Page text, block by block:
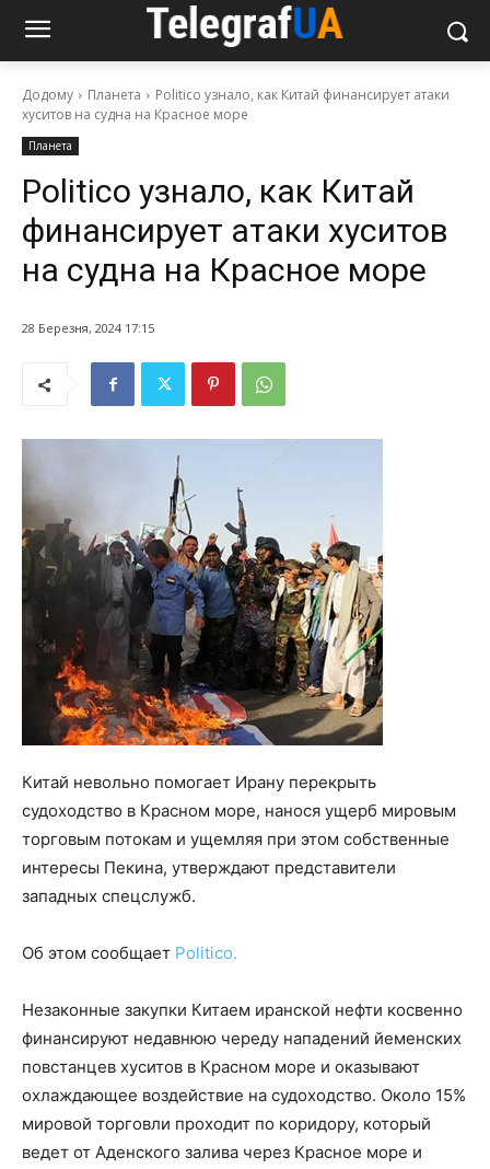
Додому Планета
Politico узнало, как Китай финансирует атаки
хуситов на судна на Красное море
Планета
Politico узнало, как Китай
финансирует атаки хуситов
на судна на Красное море
28 Березня, 2024 17:15
Китай невольно помогает Ирану перекрыть
судоходство в Красном море, нанося ущерб мировым
торговым потокам и ущемляя при этом собственные
интересы Пекина, утверждают представители
западных спецслужб.
Об этом сообщает Politico.
Незаконные закупки Китаем иранской нефти косвенно
финансируют недавнюю череду нападений йеменских
повстанцев хуситов в Красном море и оказывают
охлаждающее воздействие на судоходство. Около 15%
мировой торговли проходит по коридору, который
ведет от Аденского залива через Красное море и